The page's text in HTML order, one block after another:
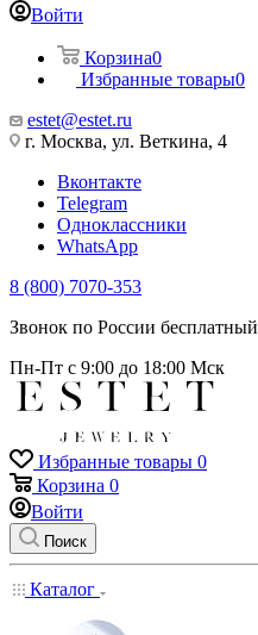
Войти
Корзина0
Избранные товары0
estet@estet.ru
г. Москва, ул. Веткина, 4
Вконтакте
Telegram
Одноклассники
WhatsApp
8 (800) 7070-353
Звонок по России бесплатный
Пн-Пт с 9:00 до 18:00 Мск
Избранные товары 0
Корзина 0
Войти
Поиск
Каталог